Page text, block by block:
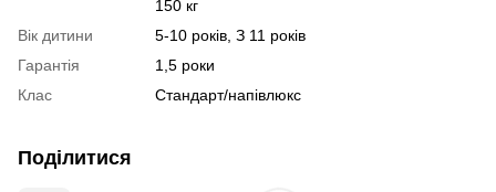
150 кг
Вік дитини
5-10 років, З 11 років
Гарантія
1,5 роки
Клас
Стандарт/напівлюкс
Поділитися